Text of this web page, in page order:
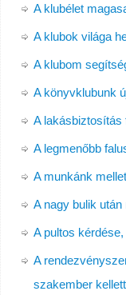
A klubélet
A klubok világa
A klubom
A könyvklubunk
A lakásbiztosítás
A legmenőbb
A munkánk
A nagy bulik
A pultos
A
szakember